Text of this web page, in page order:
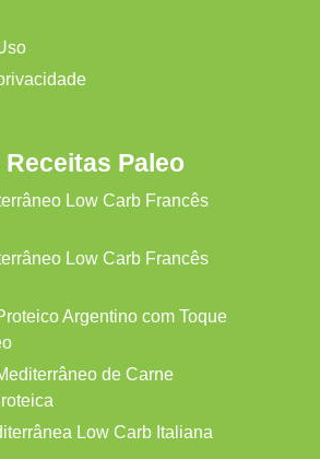
Paleo
Low Carb Francês
Low Carb Francês
Argentino com Toque
de Carne
Low Carb Italiana